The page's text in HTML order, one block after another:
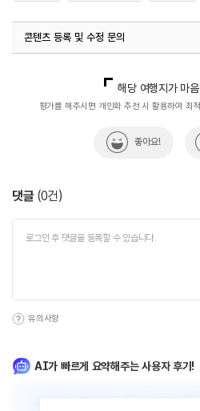
콘텐츠 등록 및 수정 문의
해당 여행지가 마
평가를 해주시면 개인화 추천 시 활용하여 최
좋아요!
댓글 (0건)
유의사항
AI가 빠르게 요약해주는 사용자 후기!